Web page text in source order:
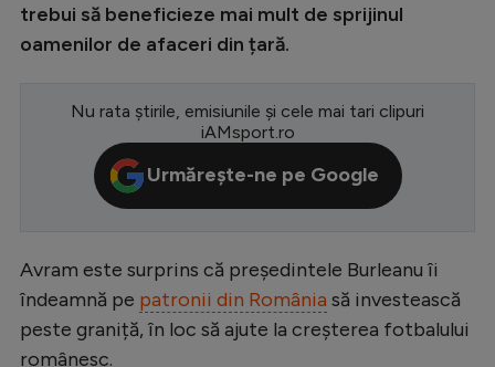
CM 2026
Premier League
LaLiga
Serie A
Bundesliga
Campionate
Starurile fotbalului
trebui să beneficieze mai mult de sprijinul
oamenilor de afaceri din țară.
Nu rata știrile, emisiunile și cele mai tari clipuri
iAMsport.ro
Urmărește-ne pe Google
Avram este surprins că președintele Burleanu îi
îndeamnă pe patronii din România să investească
peste graniță, în loc să ajute la creșterea fotbalului
românesc.